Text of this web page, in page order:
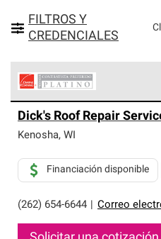
FILTROS Y
CREDENCIALES
Corning constituyen el nivel
exclusiva y cumplen con
Solo ellos pueden ofrecer
sistemas de techos.
Dick's Roof Repair
Kenosha, WI
(262) 654-6644 Correo
Financiación disponible